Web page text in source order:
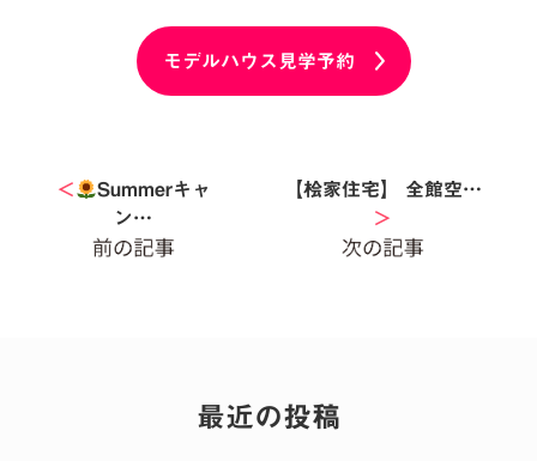
モデルハウス見学予約
＜
Summerキャ
ン…
【桧家住宅】 全館空…
＞
最近の投稿